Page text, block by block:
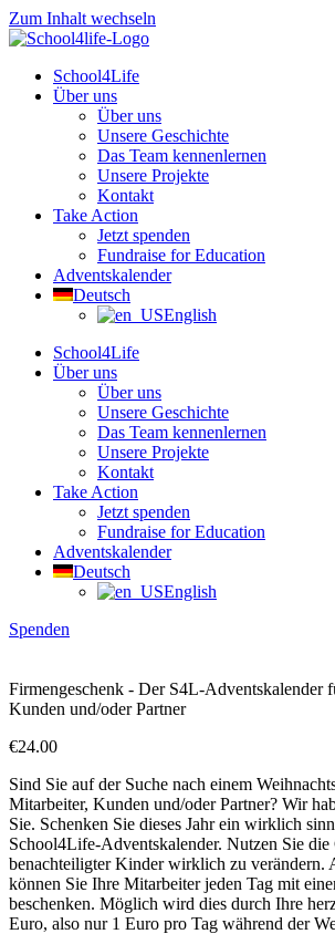
Zum Inhalt wechseln
School4Life
Über uns
Über uns
Unsere Geschichte
Das Team kennenlernen
Unsere Projekte
Kontakt
Take Action
Jetzt spenden
Fundraise for Education
Adventskalender
Deutsch
English
School4Life
Über uns
Über uns
Unsere Geschichte
Das Team kennenlernen
Unsere Projekte
Kontakt
Take Action
Jetzt spenden
Fundraise for Education
Adventskalender
Deutsch
English
Spenden
Firmengeschenk - Der S4L-Adventskalender
Kunden und/oder Partner
€24.00
Sind Sie auf der Suche nach einem
Mitarbeiter, Kunden und/oder Partner? Wir
Sie. Schenken Sie dieses Jahr ein wirklich
School4Life-Adventskalender. Nutzen Sie die
benachteiligter Kinder wirklich zu verändern.
können Sie Ihre Mitarbeiter jeden Tag mit
beschenken. Möglich wird dies durch Ihre
Euro, also nur 1 Euro pro Tag während der